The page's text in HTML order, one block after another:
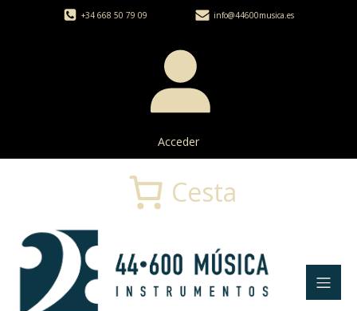
+34 668 50 79 09 info@44600musica.es
Acceder
Cesta